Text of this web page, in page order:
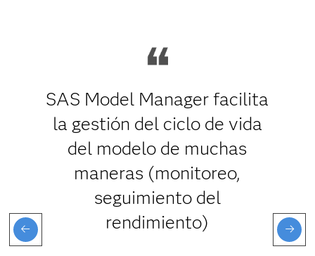
SAS Model Manager facilita
la gestión del ciclo de vida
del modelo de muchas
maneras (monitoreo,
seguimiento del
rendimiento)